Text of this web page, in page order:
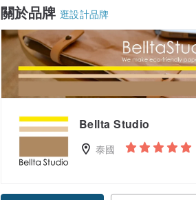
關於品牌 逛設計品牌
Bellta Studio
泰國